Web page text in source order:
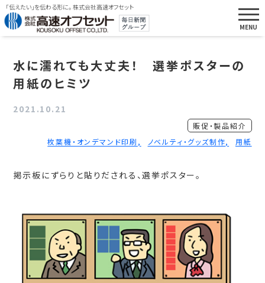
「伝えたい」を伝わる形に。 株式会社高速オフセット
水に濡れても大丈夫！ 選挙ポスターの
用紙のヒミツ
2021.10.21
販促・製品紹介
枚葉機・オンデマンド印刷
ノベルティ・グッズ制作 用紙
掲示板にずらりと貼りだされる、選挙ポスター。